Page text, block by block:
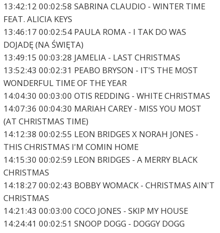
13:42:12 00:02:58 SABRINA CLAUDIO - WINTER TIME
FEAT. ALICIA KEYS
13:46:17 00:02:54 PAULA ROMA - I TAK DO WAS
DOJADĘ (NA ŚWIĘTA)
13:49:15 00:03:28 JAMELIA - LAST CHRISTMAS
13:52:43 00:02:31 PEABO BRYSON - IT'S THE MOST
WONDERFUL TIME OF THE YEAR
14:04:30 00:03:00 OTIS REDDING - WHITE CHRISTMAS
14:07:36 00:04:30 MARIAH CAREY - MISS YOU MOST
(AT CHRISTMAS TIME)
14:12:38 00:02:55 LEON BRIDGES X NORAH JONES -
THIS CHRISTMAS I'M COMIN HOME
14:15:30 00:02:59 LEON BRIDGES - A MERRY BLACK
CHRISTMAS
14:18:27 00:02:43 BOBBY WOMACK - CHRISTMAS AIN'T
CHRISTMAS
14:21:43 00:03:00 COCO JONES - SKIP MY HOUSE
14:24:41 00:02:51 SNOOP DOGG - DOGGY DOGG